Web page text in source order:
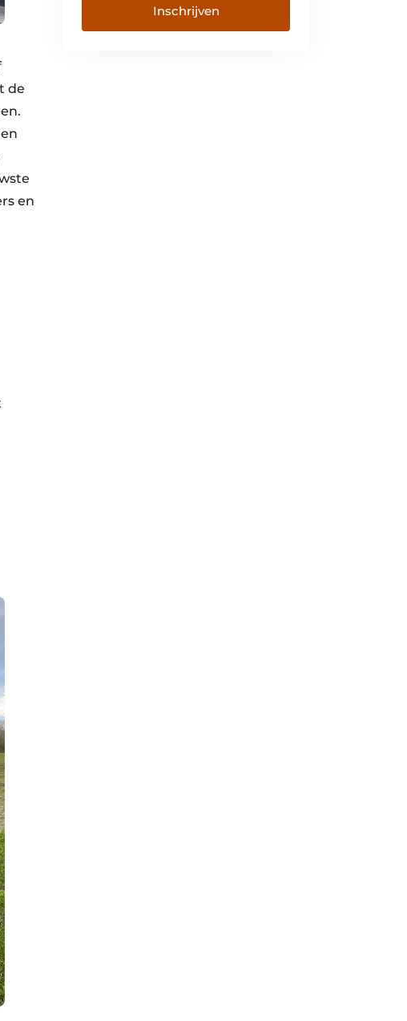
de
en